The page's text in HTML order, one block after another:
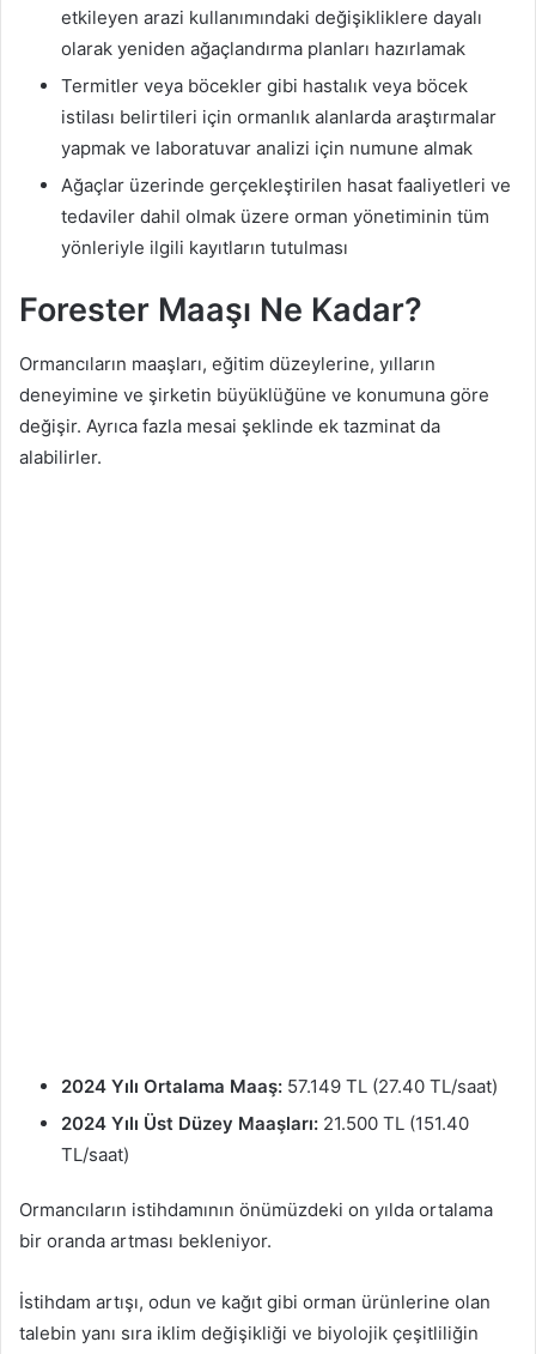
etkileyen arazi kullanımındaki değişikliklere dayalı
olarak yeniden ağaçlandırma planları hazırlamak
Termitler veya böcekler gibi hastalık veya böcek
istilası belirtileri için ormanlık alanlarda araştırmalar
yapmak ve laboratuvar analizi için numune almak
Ağaçlar üzerinde gerçekleştirilen hasat faaliyetleri ve
tedaviler dahil olmak üzere orman yönetiminin tüm
yönleriyle ilgili kayıtların tutulması
Forester Maaşı Ne Kadar?
Ormancıların maaşları, eğitim düzeylerine, yılların
deneyimine ve şirketin büyüklüğüne ve konumuna göre
değişir. Ayrıca fazla mesai şeklinde ek tazminat da
alabilirler.
2024 Yılı Ortalama Maaş: 57.149 TL (27.40 TL/saat)
2024 Yılı Üst Düzey Maaşları: 21.500 TL (151.40
TL/saat)
Ormancıların istihdamının önümüzdeki on yılda ortalama
bir oranda artması bekleniyor.
İstihdam artışı, odun ve kağıt gibi orman ürünlerine olan
talebin yanı sıra iklim değişikliği ve biyolojik çeşitliliğin